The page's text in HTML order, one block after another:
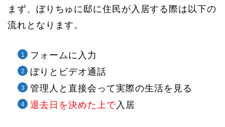
まず、ぼりちゅに邸に住民が入居する際は以下の
流れとなります。
フォームに入力
ぼりとビデオ通話
管理人と直接会って実際の生活を見る
退去日を決めた上で入居